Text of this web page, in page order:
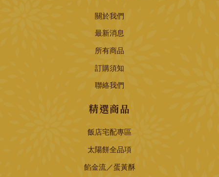
關於我們
最新消息
所有商品
訂購須知
聯絡我們
精選商品
飯店宅配專區
太陽餅全品項
餡金流／蛋黃酥